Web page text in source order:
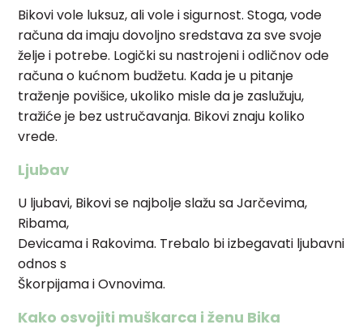
Bikovi vole luksuz, ali vole i sigurnost. Stoga, vode
računa da imaju dovoljno sredstava za sve svoje
želje i potrebe. Logički su nastrojeni i odličnov ode
računa o kućnom budžetu. Kada je u pitanje
traženje povišice, ukoliko misle da je zaslužuju,
tražiće je bez ustručavanja. Bikovi znaju koliko
vrede.
Ljubav
U ljubavi, Bikovi se najbolje slažu sa Jarčevima,
Ribama,
Devicama i Rakovima. Trebalo bi izbegavati ljubavni
odnos s
Škorpijama i Ovnovima.
Kako osvojiti muškarca i ženu Bika